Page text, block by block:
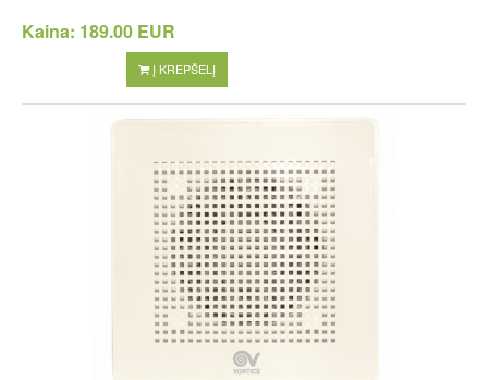
Kaina: 189.00 EUR
Į KREPŠELĮ